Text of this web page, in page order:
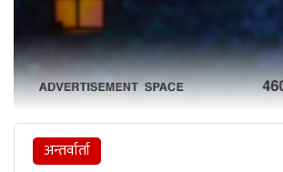
अन्तर्वार्ता